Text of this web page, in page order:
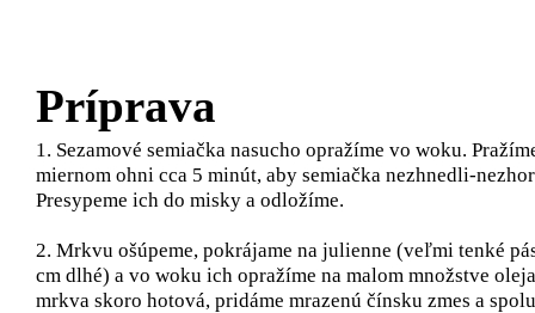
Príprava
1. Sezamové semiačk​a​ nasucho opražíme vo woku.
miernom ohni cca 5 minút, aby semiačka ​nezhnedli-
Presypeme ich do misky a odložíme.
2. Mrkvu ošúpeme, pokrájame na julienne (veľmi tenké
cm dlhé) a vo woku ich ​opražíme na malom množstve
mrkva skoro hotová, pridáme mrazen​ú​ čínsk​u​ zmes a